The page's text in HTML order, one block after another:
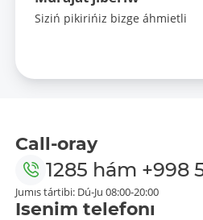
Siziń pikirińiz bizge áhmietli
Call-oray
1285 hám +998
Jumıs tártibi: Dú-Ju 08:00-20:00
Isenim telefonı